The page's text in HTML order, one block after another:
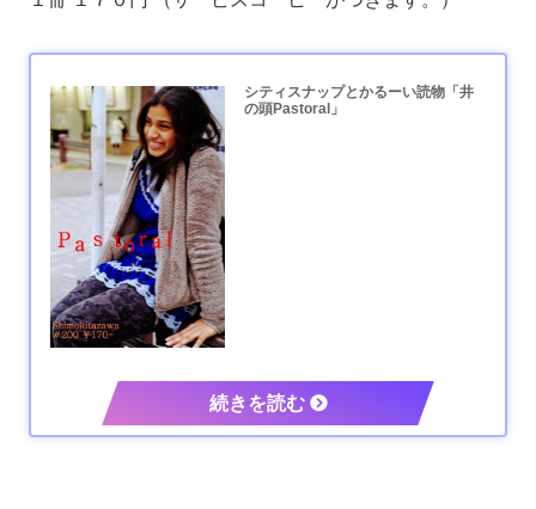
シティスナップとかるーい読物「井
の頭Pastoral」